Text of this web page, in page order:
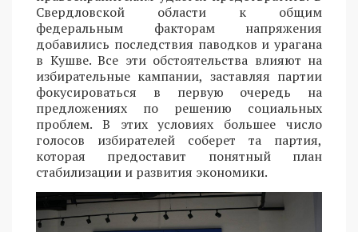
Свердловской области к общим
федеральным факторам напряжения
добавились последствия паводков и урагана
в Кушве. Все эти обстоятельства влияют на
избирательные кампании, заставляя партии
фокусироваться в первую очередь на
предложениях по решению социальных
проблем. В этих условиях большее число
голосов избирателей соберет та партия,
которая предоставит понятный план
стабилизации и развития экономики.